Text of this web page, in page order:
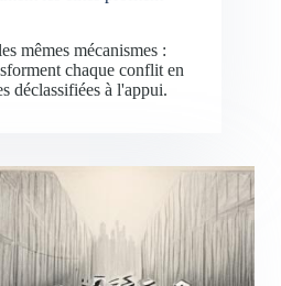
mêmes mécanismes :
chaque conflit en
déclassifiées à l'appui.